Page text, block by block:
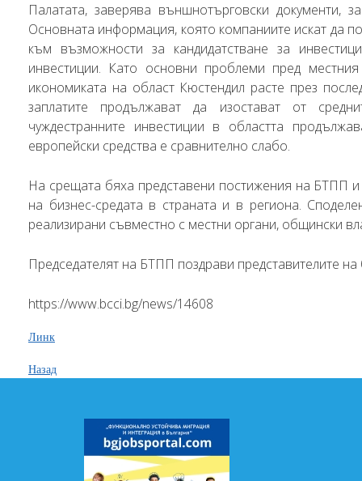
Палатата, заверява външнотърговски документи,
Основната информация, която компаниите искат да
към възможности за кандидатстване за
инвестиции. Като основни проблеми пред
икономиката на област Кюстендил расте през
заплатите продължават да изостават от
чуждестранните инвестиции в областта
европейски средства е сравнително слабо.
На срещата бяха представени постижения на БТПП
на бизнес-средата в страната и в региона.
реализирани съвместно с местни органи, общински
Председателят на БТПП поздрави представителите
https://www.bcci.bg/news/14608
Линк
Назад